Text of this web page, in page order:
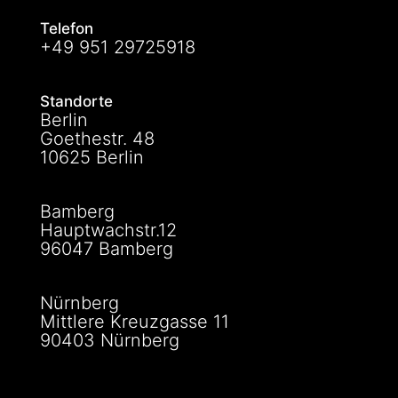
Telefon
+49 951 29725918
Standorte
Berlin
Goethestr. 48
10625 Berlin
Bamberg
Hauptwachstr.12
96047 Bamberg
Nürnberg
Mittlere Kreuzgasse 11
90403 Nürnberg